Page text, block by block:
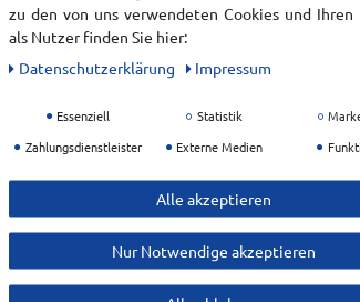
€*
PUMA KING TOP SG HERREN
UVP 149,99 € 49,99 €*
zu den von uns verwendeten Cookies und Ihren
als Nutzer finden Sie hier:
Daten­schutz­erklärung
Impressum
Essenziell Statistik
Zahlungsdienstleister
Externe Medien
Alle akzeptieren
Nur Notwendige akzeptieren